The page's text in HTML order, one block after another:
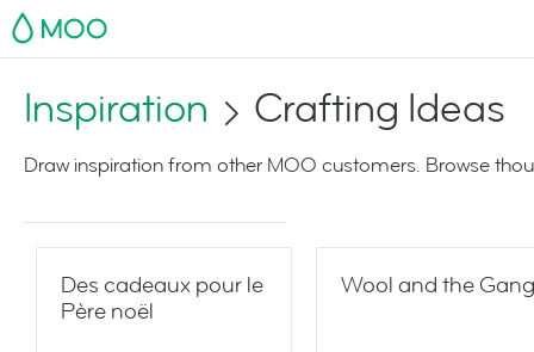
MOO
Inspiration Crafting Ideas
Draw inspiration from other MOO customers. Browse
Des cadeaux pour le
Père noël
Wool and the Gang